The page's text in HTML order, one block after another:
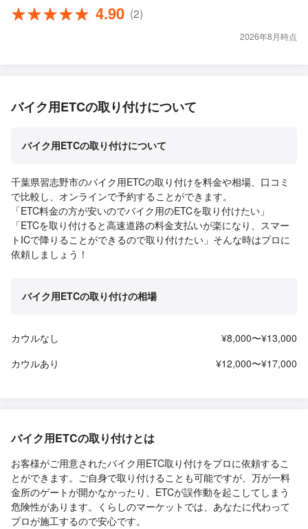
4.90 (2)
2026年8月時点
バイク用ETCの取り付けについて
バイク用ETCの取り付けについて
千葉県習志野市のバイク用ETCの取り付けを料金や相場、口コミ
で比較し、オンラインで予約することができます。
「ETC料金の方が安いのでバイク用のETCを取り付けたい」
「ETCを取り付けると高速道路の料金支払いが楽になり、スマー
トICで降りることができるので取り付けたい」そんな時はプロに
依頼しましょう！
バイク用ETCの取り付けの相場
カウルなし
¥8,000〜¥13,000
カウルあり
¥12,000〜¥17,000
バイク用ETCの取り付けとは
お客様がご用意されたバイク用ETC取り付けをプロに依頼するこ
とができます。ご自身で取り付けることも可能ですが、万が一料
金所のゲートが開かなかったり、ETCが誤作動を起こしてしまう
危険性があります。くらしのマーケットでは、あなたに代わって
プロが施工するので安心です。